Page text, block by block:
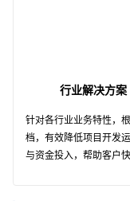
行业解决方案
针对各行业业务特性，
档，有效降低项目开发
与资金投入，帮助客户